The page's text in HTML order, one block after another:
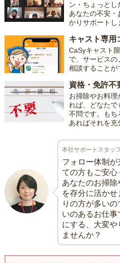
ン・ちょっと
あなたの不安・
かりサポートし
キャスト専用
CaSyキャスト
で、サービスの
相談することが
資格・免許不
お掃除やお料理
れば、どなたで
不問です。もち
あればそれを充
本社サポートスタッ
フォロー体制
ての方もご安心
あなたのお掃
を存分に活か
りの方が多い
いのあるお仕
にする、大変
ませんか？